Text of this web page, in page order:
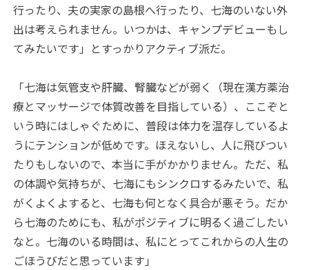
行ったり、夫の実家の島根へ行ったり、七海のいない外
出は考えられません。いつかは、キャンプデビューもし
てみたいです」とすっかりアクティブ派だ。
「七海は気管支や肝臓、腎臓などが弱く（現在漢方薬治
療とマッサージで体質改善を目指している）、ここぞと
いう時にはしゃぐために、普段は体力を温存しているよ
うにテンションが低めです。ほえないし、人に飛びつい
たりもしないので、本当に手がかかりません。ただ、私
の体調や気持ちが、七海にもシンクロするみたいで、私
がくよくよすると、七海も何となく具合が悪そう。だか
ら七海のためにも、私がポジティブに明るく過ごしたい
なと。七海のいる時間は、私にとってこれからの人生の
ごほうびだと思っています」